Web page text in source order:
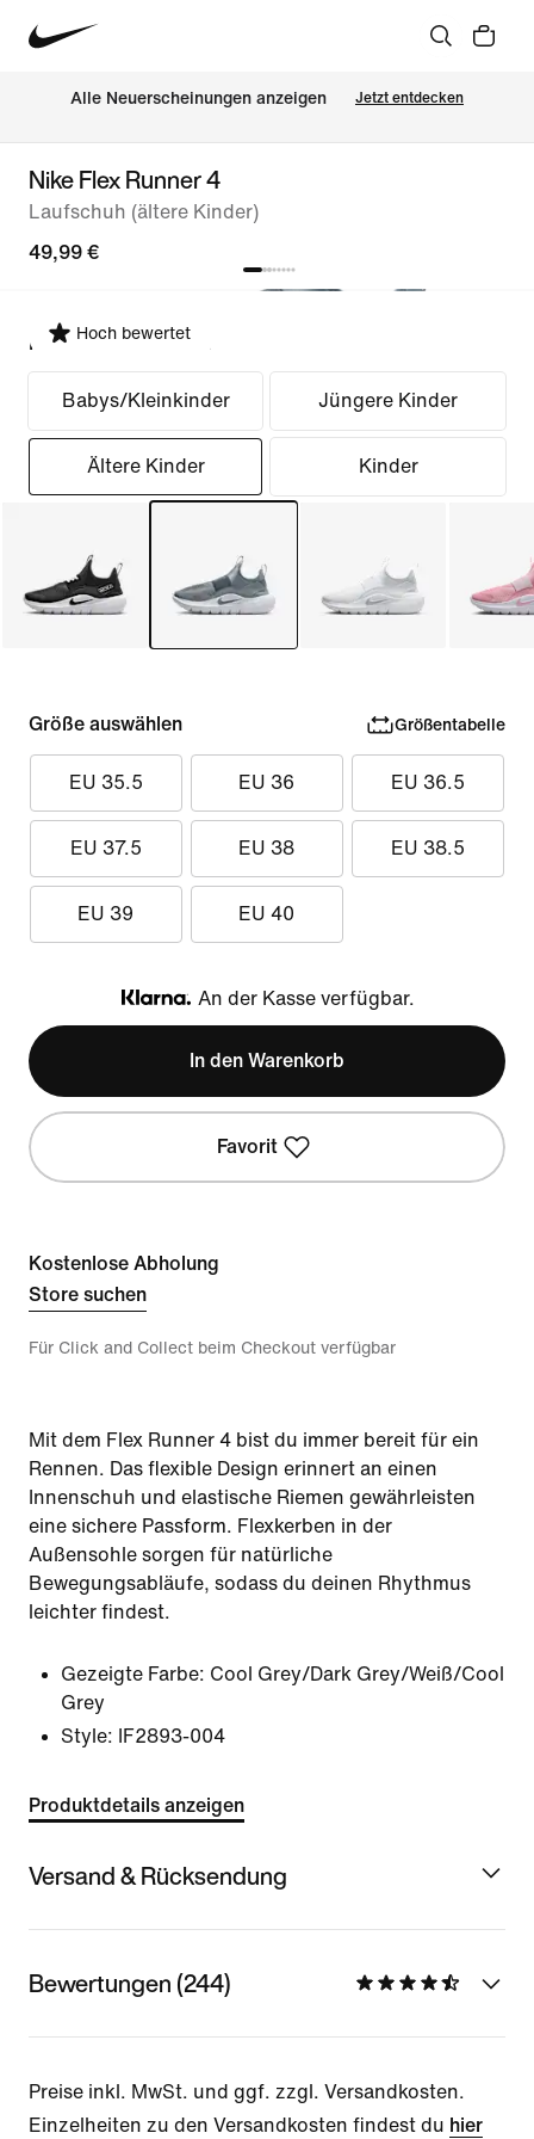
Alle Neuerscheinungen anzeigen Jetzt entdecken
Nike Flex Runner 4
Laufschuh (ältere Kinder)
49,99 €
Hoch bewertet
Passform auswählen
Babys/Kleinkinder Jüngere Kinder
Ältere Kinder Kinder
Größe auswählen Größentabelle
EU 35.5 EU 36 EU 36.5
EU 37.5 EU 38 EU 38.5
EU 39 EU 40
Klarna
An der Kasse verfügbar.
In den Warenkorb
Favorit
Kostenlose Abholung
Store suchen
Für Click and Collect beim Checkout verfügbar
Mit dem Flex Runner 4 bist du immer bereit für ein
Rennen. Das flexible Design erinnert an einen
Innenschuh und elastische Riemen gewährleisten
eine sichere Passform. Flexkerben in der
Außensohle sorgen für natürliche
Bewegungsabläufe, sodass du deinen Rhythmus
leichter findest.
Gezeigte Farbe: Cool Grey/Dark Grey/Weiß/Cool
Grey
Style:
IF2893-004
Produktdetails anzeigen
Versand & Rücksendung
Bewertungen (244)
Preise inkl. MwSt. und ggf. zzgl. Versandkosten.
Einzelheiten zu den Versandkosten findest du hier